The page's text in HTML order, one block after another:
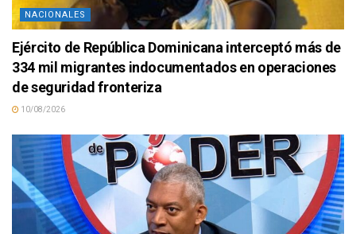
NACIONALES
Ejército de República Dominicana interceptó más de
334 mil migrantes indocumentados en operaciones
de seguridad fronteriza
10/08/2026